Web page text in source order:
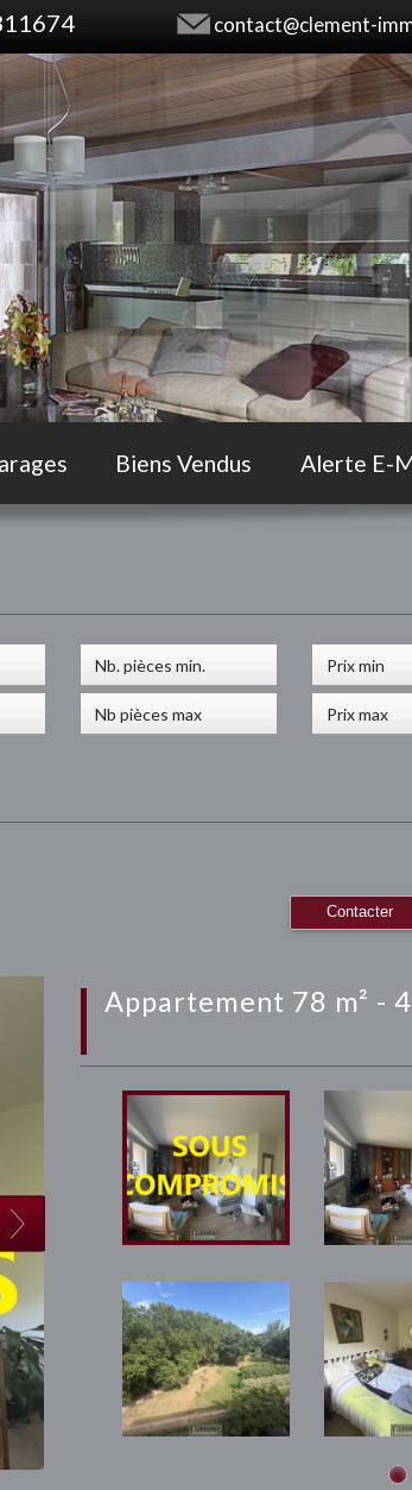
contact@clement-
Biens Vendus Alerte E-
Contacter
appartement 78 m² -